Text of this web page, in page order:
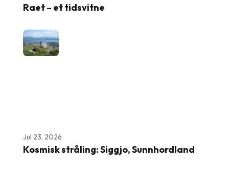
Raet – et tidsvitne
Jul 23, 2026
Kosmisk stråling: Siggjo, Sunnhordland